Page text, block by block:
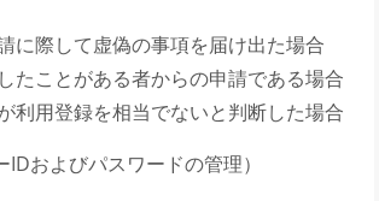
に際して虚偽の事項を届け出た場合
たことがある者からの申請である場合
利用登録を相当でないと判断した場合
およびパスワードの管理）